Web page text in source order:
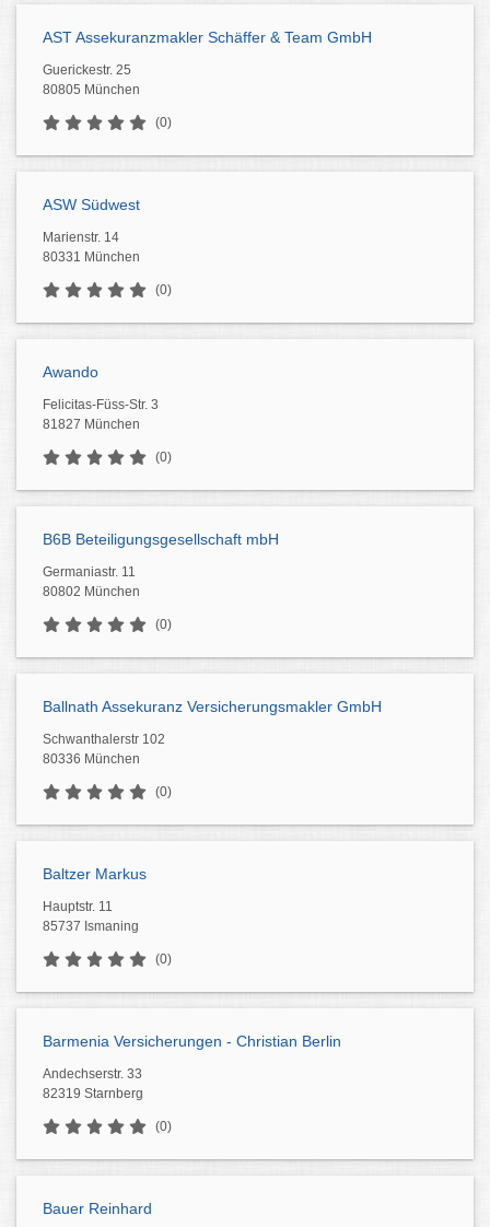
AST Assekuranzmakler Schäffer & Team GmbH
Guerickestr. 25
80805 München
(0)
ASW Südwest
Marienstr. 14
80331 München
(0)
Awando
Felicitas-Füss-Str. 3
81827 München
(0)
B6B Beteiligungsgesellschaft mbH
Germaniastr. 11
80802 München
(0)
Ballnath Assekuranz Versicherungsmakler GmbH
Schwanthalerstr 102
80336 München
(0)
Baltzer Markus
Hauptstr. 11
85737 Ismaning
(0)
Barmenia Versicherungen - Christian Berlin
Andechserstr. 33
82319 Starnberg
(0)
Bauer Reinhard